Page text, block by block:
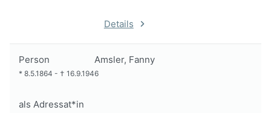
Details
Person Amsler, Fanny
* 8.5.1864 - † 16.9.1946
als Adressat*in